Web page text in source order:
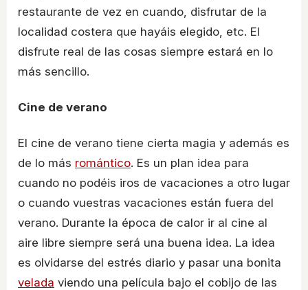
restaurante de vez en cuando, disfrutar de la
localidad costera que hayáis elegido, etc. El
disfrute real de las cosas siempre estará en lo
más sencillo.
Cine de verano
El cine de verano tiene cierta magia y además es
de lo más romántico. Es un plan idea para
cuando no podéis iros de vacaciones a otro lugar
o cuando vuestras vacaciones están fuera del
verano. Durante la época de calor ir al cine al
aire libre siempre será una buena idea. La idea
es olvidarse del estrés diario y pasar una bonita
velada viendo una película bajo el cobijo de las